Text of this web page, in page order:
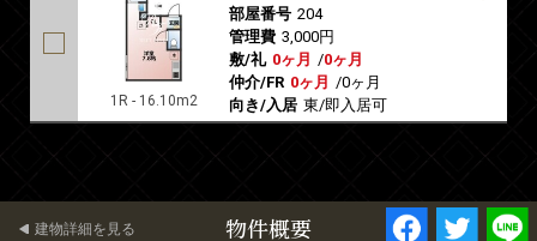
1R - 16.10m2
部屋番号 204
管理費 3,000円
敷/礼 0ヶ月 /0ヶ月
仲介/FR 0ヶ月 /0ヶ月
向き/入居 東/即入居可
物件概要
建物詳細を見る